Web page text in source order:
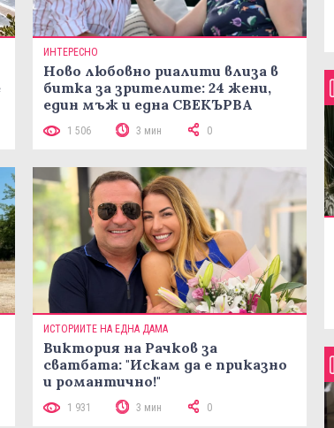
ИНТЕРЕСНО
Ново любовно риалити влиза в
битка за зрителите: 24 жени,
един мъж и една СВЕКЪРВА
1 506 3 мин 0
ИСТОРИИТЕ НА ЕДНА ДАМА
Виктория на Рачков за
сватбата: "Искам да е приказно
и романтично!"
1 931 3 мин 0